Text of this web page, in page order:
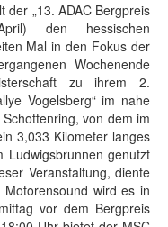
der „13. ADAC Bergpreis
den hessischen
Mal in den Fokus der
Wochenende
zu ihrem 2.
Vogelsberg“ im nahe
von dem im
3,033 Kilometer langes
Ludwigsbrunnen genutzt
Veranstaltung, diente
wird es in
vor dem Bergpreis